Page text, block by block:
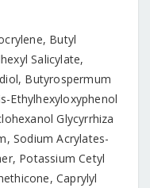
Butyl
Salicylate,
Butyrospermum
Ethylhexyloxyphenol
Glycyrrhiza
Sodium Acrylates-
Potassium Cetyl
Caprylyl